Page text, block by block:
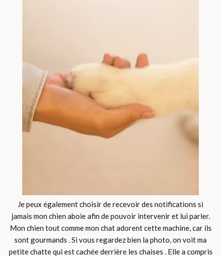
Je peux également choisir de recevoir des notifications si
jamais mon chien aboie afin de pouvoir intervenir et lui parler.
Mon chien tout comme mon chat adorent cette machine, car ils
sont gourmands . Si vous regardez bien la photo, on voit ma
petite chatte qui est cachée derrière les chaises . Elle a compris